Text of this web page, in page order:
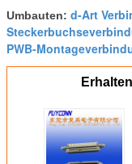
Umbauten: d-Art
PWB-